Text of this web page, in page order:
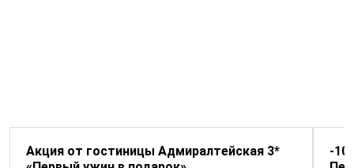
Акция от гостиницы Адмиралтейская 3*
-